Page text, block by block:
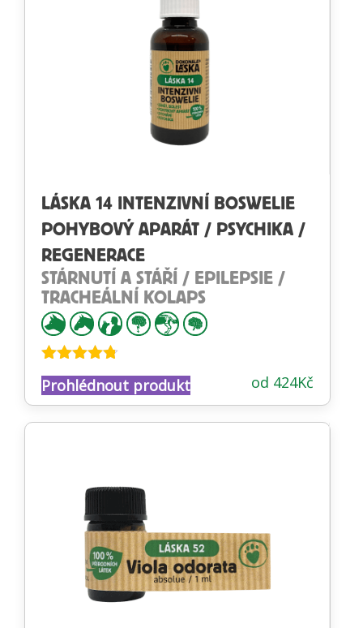
LÁSKA 14 INTENZIVNÍ BOSWELIE
POHYBOVÝ APARÁT / PSYCHIKA /
REGENERACE
STÁRNUTÍ A STÁŘÍ / EPILEPSIE /
TRACHEÁLNÍ KOLAPS
Hodnocení
4.68z 5 od 424Kč
Prohlédnout produkt